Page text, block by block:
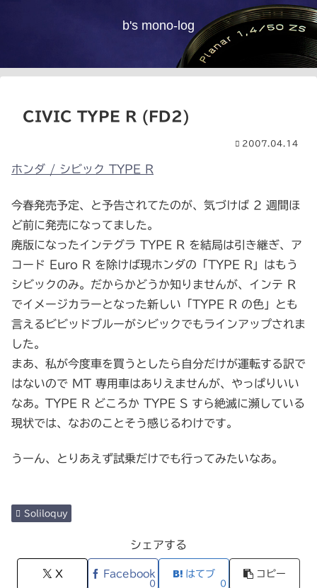
b's mono-log
CIVIC TYPE R (FD2)
2007.04.14
ホンダ / シビック TYPE R
今春発売予定、と予告されてたのが、気づけば 2 週間ほ
ど前に発売になってました。
廃版になったインテグラ TYPE R を結局は引き継ぎ、ア
コード Euro R を除けば現ホンダの「TYPE R」はもう
シビックのみ。だからかどうか知りませんが、インテ R
でイメージカラーとなった新しい「TYPE R の色」とも
言えるビビッドブルーがシビックでもラインアップされま
した。
まあ、私が今度車を買うとしたら自分だけが運転する訳で
はないので MT 専用車はありえませんが、やっぱりいい
なあ。TYPE R どころか TYPE S すら絶滅に瀕している
現状では、なおのことそう感じるわけです。
うーん、とりあえず試乗だけでも行ってみたいなあ。
Soliloquy
シェアする
X Facebook
0
はてブ
0
コピー